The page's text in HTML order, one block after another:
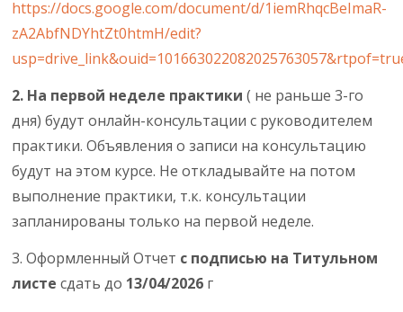
https://docs.google.com/document/d/1iemRhqcBeImaR-
zA2AbfNDYhtZt0htmH/edit?
2. На первой неделе практики ( не раньше 3-го
дня) будут онлайн-консультации с руководителем
практики. Объявления о записи на консультацию
будут на этом курсе. Не откладывайте на потом
выполнение практики, т.к. консультации
запланированы только на первой неделе.
3. Оформленный Отчет с подписью на Титульном
листе сдать до 13/04/2026 г